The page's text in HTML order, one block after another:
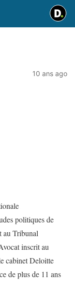
10 ans ago
politiques de
au Tribunal
inscrit au
cabinet Deloitte
de plus de 11 ans